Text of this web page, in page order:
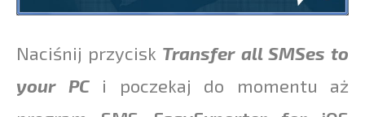
Naciśnij przycisk Transfer all SMSes to
your PCi poczekaj do momentu aż